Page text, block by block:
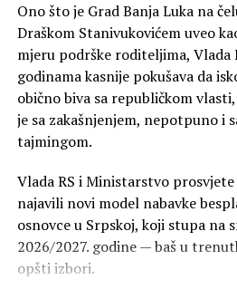
Ono što je Grad Banja Luka na
Draškom Stanivukovićem uveo
mjeru podrške roditeljima, Vlada
godinama kasnije pokušava da
obično biva sa republičkom
je sa zakašnjenjem, nepotpuno i
tajmingom.
Vlada RS i Ministarstvo
najavili novi model nabavke
osnovce u Srpskoj, koji stupa na
2026/2027. godine — baš u
opšti izbori.